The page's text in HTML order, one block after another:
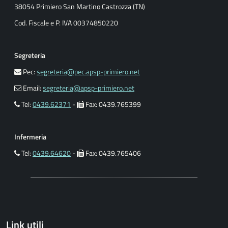
38054 Primiero San Martino Castrozza (TN)
Cod. Fiscale e P. IVA 00374850220
Segreteria
Pec:segreteria@pec.apsp-primiero.net
Email:segreteria@apsp-primiero.net
Tel:0439.62371 - Fax: 0439.765399
Infermeria
Tel:0439.64620- Fax: 0439.765406
Link utili